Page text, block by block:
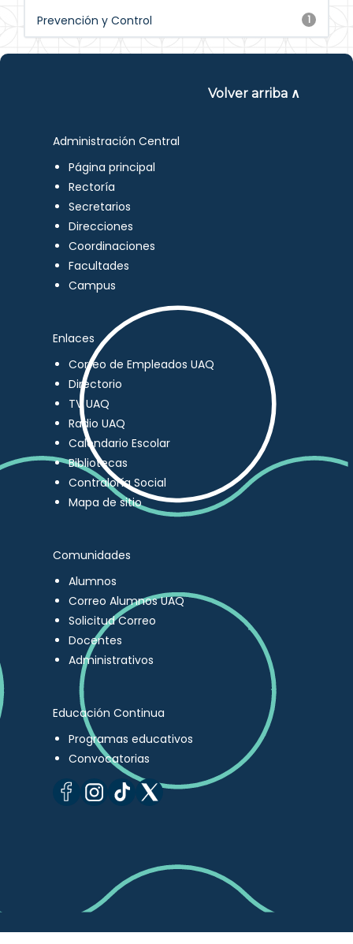
1
Prevención y Control
Volver arriba ∧
Administración Central
Página principal
Rectoría
Secretarios
Direcciones
Coordinaciones
Facultades
Campus
Enlaces
Correo de Empleados UAQ
Directorio
TV UAQ
Radio UAQ
Calendario Escolar
Bibliotecas
Contraloría Social
Mapa de sitio
Comunidades
Alumnos
Correo Alumnos UAQ
Solicitud Correo
Docentes
Administrativos
Educación Continua
Programas educativos
Convocatorias